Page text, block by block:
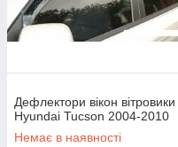
Дефлектори вікон вітровики
Hyundai Tucson 2004-2010
Немає в наявності